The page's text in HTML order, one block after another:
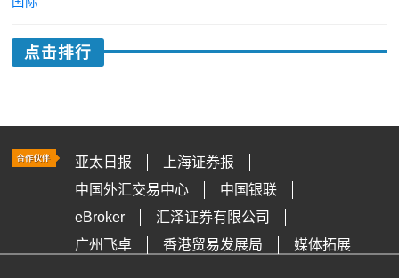
点击排行
亚太日报
上海证券报
中国外汇交易中心
中国银联
eBroker
汇泽证券有限公司
广州飞卓
香港贸易发展局 媒体拓展